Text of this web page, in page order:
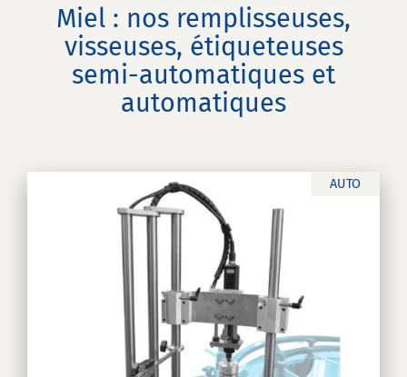
Miel : nos remplisseuses,
visseuses, étiqueteuses
semi-automatiques et
automatiques
AUTO